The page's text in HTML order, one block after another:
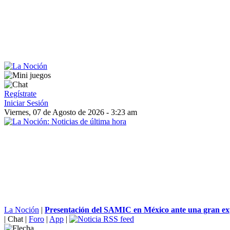
Regístrate
Iniciar Sesión
Viernes, 07 de Agosto de 2026 - 3:23 am
La Noción | Presentación del SAMIC en México ante una gran
| Chat | Foro | App |